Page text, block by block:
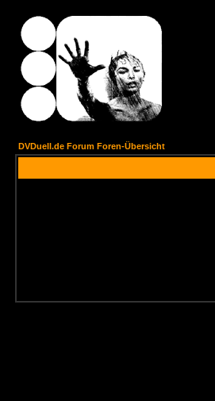
DVDuell.de Forum Foren-Übersicht